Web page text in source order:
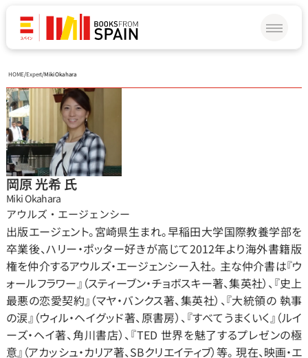
HOME/Expert/Miki Okahara
岡原 光希 氏
Miki Okahara
アウルズ・エージェンシー
出版エージェント。宮崎県生まれ。早稲田大学国際教養学部を
卒業後、ハリー・ポッター好きが高じて2012年より海外書籍版
権を仲介するアウルズ・エージェンシー入社。 主な仲介書は『ウ
ォールフラワー』（スティーブン・チョボスキー著、集英社）、『史上
最悪の恋愛契約』（マヤ・バンクス著、集英社）、『大統領の 執事
の涙』（ウィル・ヘイグッド著、原書房）、『すべてうまくいく』（ルイ
ーズ・ヘイ著、角川書店）、『TED 世界を魅了するプレゼンの極
意』（アカッシュ・カリア著、SBクリエイティブ）等。 現在、映画・エ